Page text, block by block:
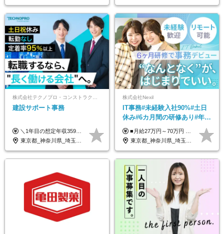
株式会社テクノプロ・コンストラクション
建設サポート事務
＼1年目の想定年収359万円～407万円／ 下記(1)～(3)のいずれかを、ご希望や適性を考慮したうえで決定します。 (1)月給23万1,000円＋賞与年2回（計2ヶ月分） (2)月給26万5,000円＋賞与なし （一律支給の業績手当6万6,200円を含む） (3)月給29万5,675円＋賞与なし （一律支給の業績手当6万6,200円＋固定残業手当15時間分／3万675円を含む※超過分は別途支給） ▼(3)の場合の入社時研修中の給与 月給26万5,000円＋賞与なし （一律支給の業績手当6万6,200円を含む） ※試用期間は2ヶ月間です。 期間中の給与・待遇に変更はありません。
東京都_神奈川県_埼玉県_千葉県_大阪府_愛知県_北海道_青森県_岩手県_宮城県_秋田県_山形県_福島県_茨城県_栃木県_群馬県_新潟県_山梨県_長野県_富山県_石川県_福井県_静岡県_岐阜県_三重県_兵庫県_京都府_滋賀県_奈良県_和歌山県_広島県_岡山県_鳥取県_島根県_山口県_徳島県_香川県_愛媛県_高知県_福岡県_熊本県_佐賀県_長崎県_大分県_宮崎県_鹿児島県_沖縄県
株式会社Nexil
IT事務#未経験入社90%#土日
休み#6カ月間の研修あり#年休
125日以上#残業月5h以下#リ
モート可
■月給27万円～70万円 ※経験・スキルなどを考慮して決定します。 ※上記金額には固定残業代（月15時間相当分／26,300円～73,500円）を含みます。 超過分は別途支給します。 ★最大200万円の昇給アップを叶えたメンバーも！ ￣￣￣V￣￣￣￣￣￣￣￣￣￣￣￣￣￣￣￣￣￣￣ 社員の頑張りはしっかり評価・還元！ はじめは経験がなくても、頑張り次第で早期キャリアアップも狙える環境が充実！ 実際に、昇給で最大200万円給与が上がった先輩社員も活躍中！ 社員のモチベーションも高く維持しながら働けます◎ ★一人でも多くの方とお会いしたいと考えています！ ￣￣￣V￣￣￣￣￣￣￣￣￣￣￣￣￣￣￣￣￣￣￣￣ 現在活躍中の先輩たちの前職は、営業や飲食、 美容師や銀行員、アパレル店員など、多彩！ パソコンが苦手だったメンバーも今では第一線で活躍中です！
東京都_神奈川県_埼玉県_千葉県_大阪府_愛知県_北海道_青森県_岩手県_宮城県_秋田県_山形県_福島県_茨城県_栃木県_群馬県_新潟県_山梨県_長野県_富山県_石川県_福井県_静岡県_岐阜県_三重県_兵庫県_京都府_滋賀県_奈良県_和歌山県_広島県_岡山県_鳥取県_島根県_山口県_徳島県_香川県_愛媛県_高知県_福岡県_熊本県_佐賀県_長崎県_大分県_宮崎県_鹿児島県_沖縄県